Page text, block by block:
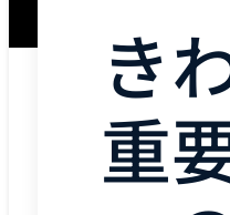
き
重